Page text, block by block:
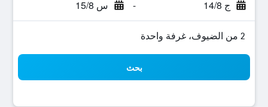
ج 14/8 - س 15/8
2 من الضيوف، غرفة واحدة
بحث